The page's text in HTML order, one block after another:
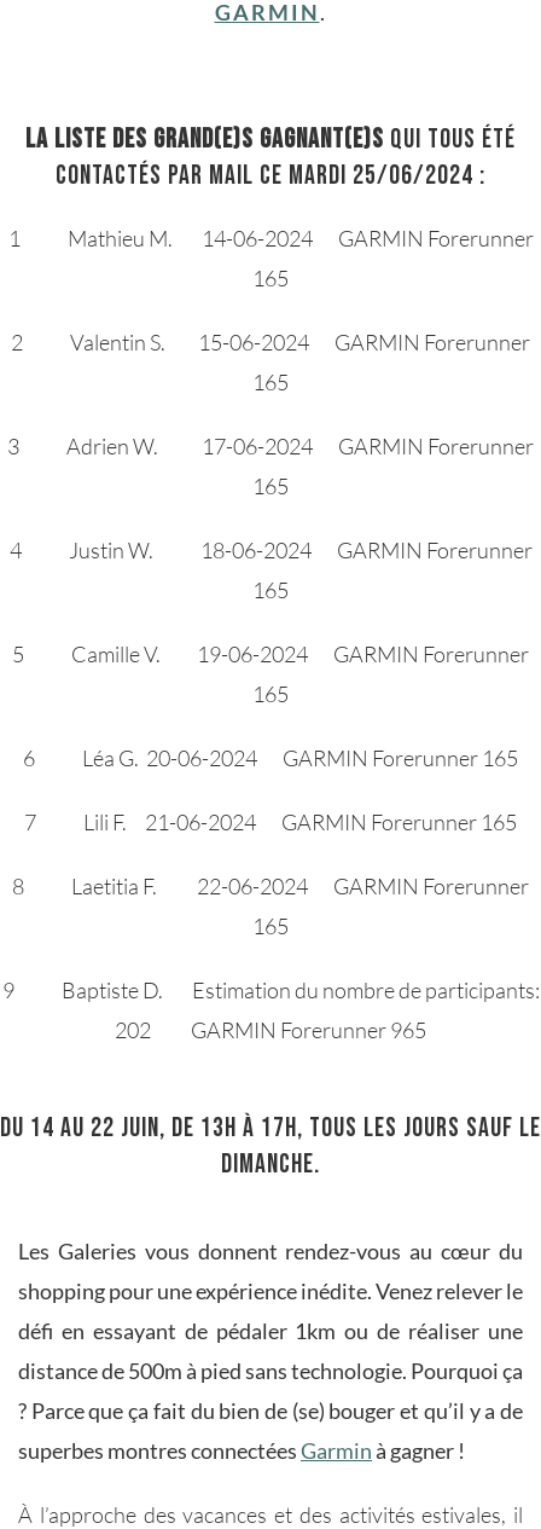
GARMIN.
lA LISTE DES GRAND(E)S GAGNANT(E)S qui tous été
contactés par mail ce mardi 25/06/2024 :
1 Mathieu M. 14-06-2024 GARMIN Forerunner
165
2 Valentin S. 15-06-2024 GARMIN Forerunner
165
3 Adrien W. 17-06-2024 GARMIN Forerunner
165
4 Justin W. 18-06-2024 GARMIN Forerunner
165
5 Camille V. 19-06-2024 GARMIN Forerunner
165
6 Léa G. 20-06-2024 GARMIN Forerunner 165
7 Lili F. 21-06-2024 GARMIN Forerunner 165
8 Laetitia F. 22-06-2024 GARMIN Forerunner
165
9 Baptiste D. Estimation du nombre de participants:
202 GARMIN Forerunner 965
Du 14 au 22 juin, de 13h à 17h, tous les jours sauf le
dimanche.
Les Galeries vous donnent rendez-vous au cœur du
shopping pour une expérience inédite. Venez relever le
défi en essayant de pédaler 1km ou de réaliser une
distance de 500m à pied sans technologie. Pourquoi ça
? Parce que ça fait du bien de (se) bouger et qu’il y a de
superbes montres connectéesGarminà gagner !
À l’approche des vacances et des activités estivales, il